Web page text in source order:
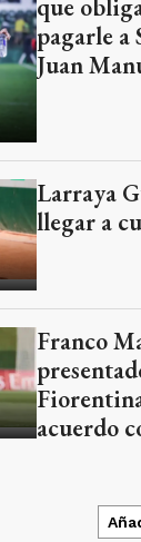
que
pagarle a
Juan
Larraya
llegar a
Franco
acuerdo